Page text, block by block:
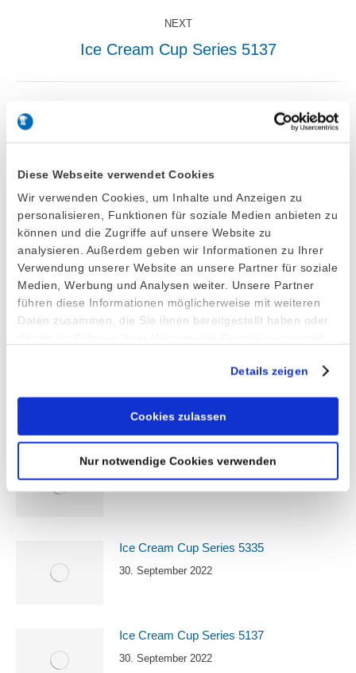
Diese Webseite verwendet Cookies
Wir verwenden Cookies, um Inhalte und Anzeigen zu
personalisieren, Funktionen für soziale Medien anbieten zu
können und die Zugriffe auf unsere Website zu
analysieren. Außerdem geben wir Informationen zu Ihrer
Verwendung unserer Website an unsere Partner für soziale
Medien, Werbung und Analysen weiter. Unsere Partner
führen diese Informationen möglicherweise mit weiteren
Daten zusammen, die Sie ihnen bereitgestellt haben oder
Details zeigen
Cookies zulassen
Nur notwendige Cookies verwenden
NEXT
Next
Ice Cream Cup Series 5137
Ice Cream Spade Model SE
3. December 2025
Stöckel takes over Brunner ice cream
scoop division
30. September 2022
Ice Cream Cup Series 5335
30. September 2022
Ice Cream Cup Series 5335
30. September 2022
Ice Cream Cup Series 5137
30. September 2022